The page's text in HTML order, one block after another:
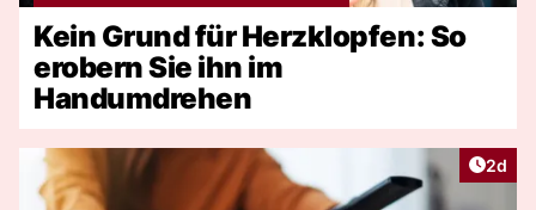
Kein Grund für Herzklopfen: So
erobern Sie ihn im
Handumdrehen
2d